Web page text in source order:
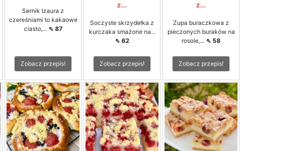
Sernik Izaura z
czereśniami to kakaowe
ciasto,... ⇖ 87
Zobacz przepis!
z...
Soczyste skrzydełka z
kurczaka smażone na...
⇖ 62
Zobacz przepis!
z...
Zupa buraczkowa z
pieczonych buraków na
rosole,... ⇖ 58
Zobacz przepis!